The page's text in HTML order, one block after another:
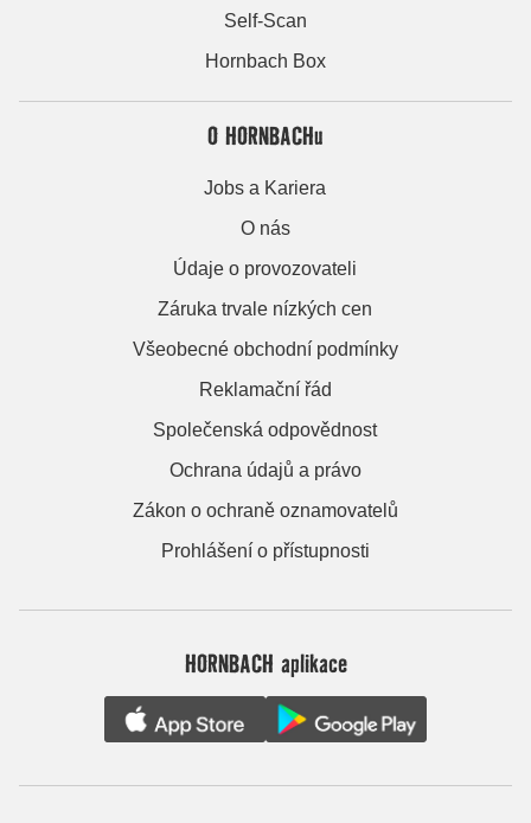
Self-Scan
Hornbach Box
O HORNBACHu
Jobs a Kariera
O nás
Údaje o provozovateli
Záruka trvale nízkých cen
Všeobecné obchodní podmínky
Reklamační řád
Společenská odpovědnost
Ochrana údajů a právo
Zákon o ochraně oznamovatelů
Prohlášení o přístupnosti
HORNBACH aplikace